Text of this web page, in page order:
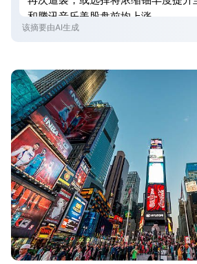
和腾讯音乐美股盘前均上涨。
该摘要由AI生成